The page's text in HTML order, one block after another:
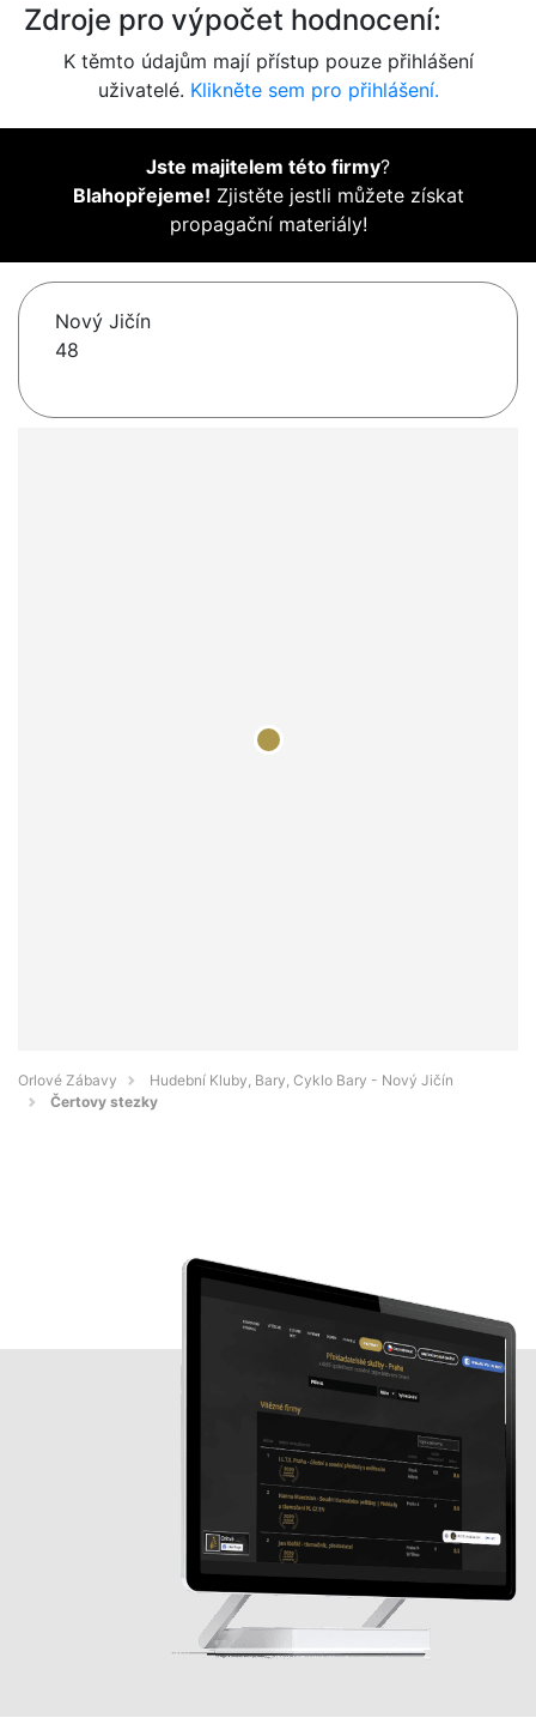
Zdroje pro výpočet hodnocení:
K těmto údajům mají přístup pouze přihlášení
uživatelé. Klikněte sem pro přihlášení.
Jste majitelem této firmy?
Blahopřejeme! Zjistěte jestli můžete získat
propagační materiály!
Nový Jičín
48
Orlové Zábavy
Hudební Kluby, Bary, Cyklo Bary - Nový Jičín
Čertovy stezky